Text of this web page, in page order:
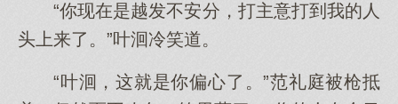
“你现在是越发不安分，打主意打到我的人
头上来了。”叶洄冷笑道。
“叶洄，这就是你偏心了。”范礼庭被枪抵